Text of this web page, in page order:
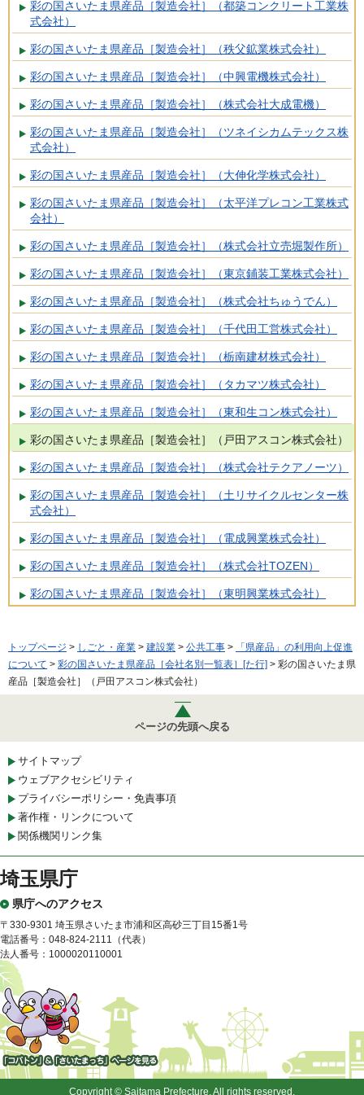
彩の国さいたま県産品［製造会社］（都築コンクリート工業株
式会社）
彩の国さいたま県産品［製造会社］（秩父鉱業株式会社）
彩の国さいたま県産品［製造会社］（中興電機株式会社）
彩の国さいたま県産品［製造会社］（株式会社大成電機）
彩の国さいたま県産品［製造会社］（ツネイシカムテックス株
式会社）
彩の国さいたま県産品［製造会社］（大伸化学株式会社）
彩の国さいたま県産品［製造会社］（太平洋プレコン工業株式
会社）
彩の国さいたま県産品［製造会社］（株式会社立売堀製作所）
彩の国さいたま県産品［製造会社］（東京鋪装工業株式会社）
彩の国さいたま県産品［製造会社］（株式会社ちゅうでん）
彩の国さいたま県産品［製造会社］（千代田工営株式会社）
彩の国さいたま県産品［製造会社］（栃南建材株式会社）
彩の国さいたま県産品［製造会社］（タカマツ株式会社）
彩の国さいたま県産品［製造会社］（東和生コン株式会社）
彩の国さいたま県産品［製造会社］（戸田アスコン株式会社）
彩の国さいたま県産品［製造会社］（株式会社テクアノーツ）
彩の国さいたま県産品［製造会社］（土リサイクルセンター株
式会社）
彩の国さいたま県産品［製造会社］（電成興業株式会社）
彩の国さいたま県産品［製造会社］（株式会社TOZEN）
彩の国さいたま県産品［製造会社］（東明興業株式会社）
トップページ > しごと・産業 > 建設業 > 公共工事 >
「県産品」の利用向上促進
について > 彩の国さいたま県産品［会社名別一覧表］[た行] > 彩の国さいたま県
産品［製造会社］（戸田アスコン株式会社）
ページの先頭へ戻る
サイトマップ
ウェブアクセシビリティ
プライバシーポリシー・免責事項
著作権・リンクについて
関係機関リンク集
埼玉県庁
県庁へのアクセス
〒330-9301 埼玉県さいたま市浦和区高砂三丁目15番1号
電話番号：048-824-2111（代表）
法人番号：1000020110001
「コバトン」&「さいたまっ
Copyright © Saitama Prefecture. All rights reserved.